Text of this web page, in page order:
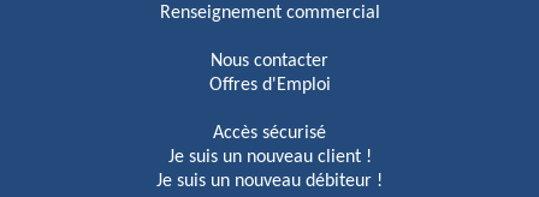
Renseignement commercial
Nous contacter
Offres d'Emploi
Accès sécurisé
Je suis un nouveau client !
Je suis un nouveau débiteur !